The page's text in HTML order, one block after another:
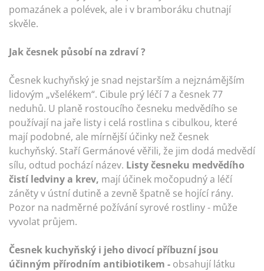
pomazánek a polévek, ale i v bramboráku chutnají
skvěle.
Jak česnek působí na zdraví ?
Česnek kuchyňský je snad nejstarším a nejznámějším
lidovým „všelékem“. Cibule prý léčí 7 a česnek 77
neduhů. U planě rostoucího česneku medvědího se
používají na jaře listy i celá rostlina s cibulkou, které
mají podobné, ale mírnější účinky než česnek
kuchyňský. Staří Germánové věřili, že jim dodá medvědí
sílu, odtud pochází název. Listy česneku medvědího
čistí ledviny a krev, mají účinek močopudný a léčí
záněty v ústní dutině a zevně špatně se hojící rány.
Pozor na nadměrné požívání syrové rostliny - může
vyvolat průjem.
Česnek kuchyňský i jeho divocí příbuzní jsou
účinným přírodním antibiotikem - obsahují látku